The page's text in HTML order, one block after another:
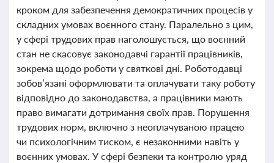
кроком для забезпечення демократичних процесів у
складних умовах воєнного стану. Паралельно з цим,
у сфері трудових прав наголошується, що воєнний
стан не скасовує законодавчі гарантії працівників,
зокрема щодо роботи у святкові дні. Роботодавці
зобов’язані оформлювати та оплачувати таку роботу
відповідно до законодавства, а працівники мають
право вимагати дотримання своїх прав. Порушення
трудових норм, включно з неоплачуваною працею
чи психологічним тиском, є незаконними навіть у
воєнних умовах. У сфері безпеки та контролю уряд